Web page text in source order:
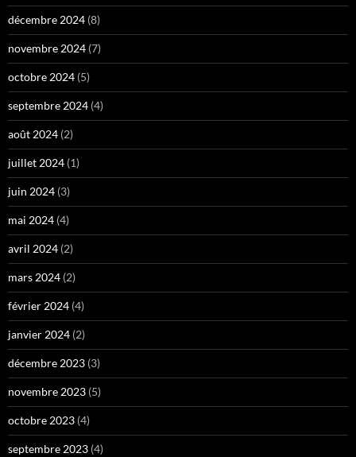
décembre 2024 (8)
novembre 2024 (7)
octobre 2024 (5)
septembre 2024 (4)
août 2024 (2)
juillet 2024 (1)
juin 2024 (3)
mai 2024 (4)
avril 2024 (2)
mars 2024 (2)
février 2024 (4)
janvier 2024 (2)
décembre 2023 (3)
novembre 2023 (5)
octobre 2023 (4)
septembre 2023 (4)